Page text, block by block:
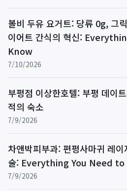
볼비 두유 요거트: 당류 0g, 그
이어트 간식의 혁신:
Know
7/10/2026
부평점 이상한호텔: 부평 데이
적의 숙소
7/9/2026
차앤박피부과: 편평사마귀 레
술: Everything You Need
7/9/2026